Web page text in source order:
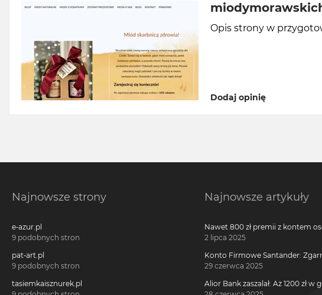
Opis strony w
Dodaj opinię
Najnowsze strony
e-azur.pl
9 podobnych stron
pat-art.pl
9 podobnych stron
tasiemkaisznurek.pl
Najnowsze artykuły
Nawet 800 zł premii z kontem
Millennium 360°!
2 lipca 2025
Konto Firmowe Santander:
2700 zł w promocji
29 czerwca 2025
Alior Bank zaszalał: Aż 1200 zł w
voucherach za otwarcie